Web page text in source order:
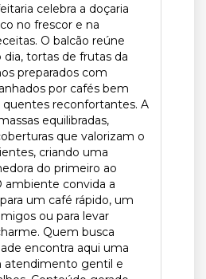
celebra a doçaria
no frescor e na
O balcão reúne
dia, tortas de frutas da
preparados com
por cafés bem
quentes reconfortantes. A
equilibradas,
que valorizam o
criando uma
do primeiro ao
ambiente convida a
um café rápido, um
ou para levar
Quem busca
encontra aqui uma
atendimento gentil e